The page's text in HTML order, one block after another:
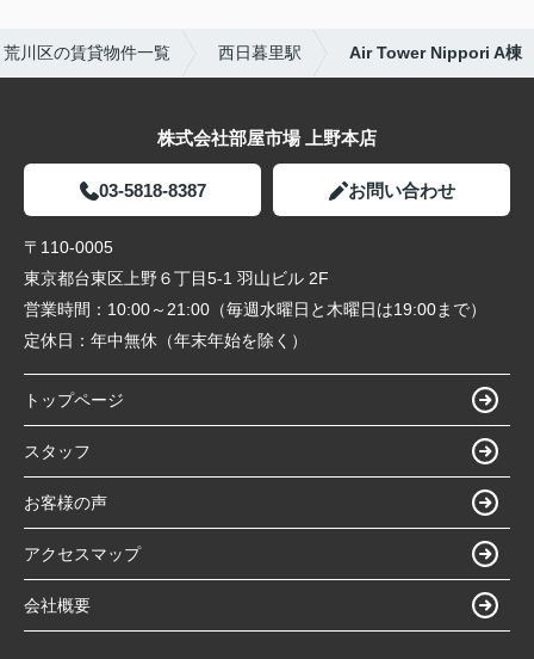
荒川区の賃貸物件一覧 西日暮里駅 Air Tower Nippori A棟
株式会社部屋市場 上野本店
03-5818-8387 お問い合わせ
〒110-0005
東京都台東区上野６丁目5-1 羽山ビル 2F
営業時間： 10:00～21:00（毎週水曜日と木曜日は19:00まで）
定休日： 年中無休（年末年始を除く）
トップページ
スタッフ
お客様の声
アクセスマップ
会社概要